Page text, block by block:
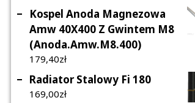
Kospel Anoda Magnezowa
Amw 40X400 Z Gwintem M8
(Anoda.Amw.M8.400)
179,40Zł
Radiator Stalowy Fi 180
169,00Zł